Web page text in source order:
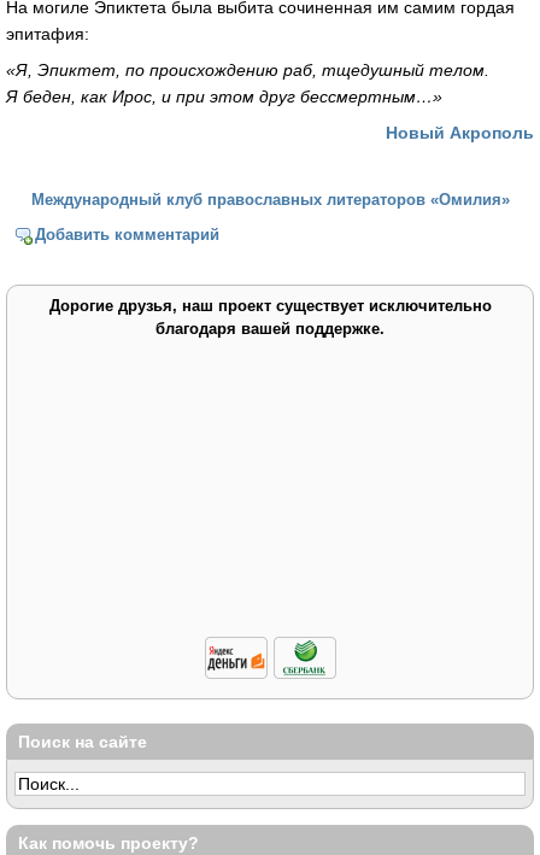
На могиле Эпиктета была выбита сочиненная им самим гордая
эпитафия:
«Я, Эпиктет, по происхождению раб, тщедушный телом.
Я беден, как Ирос, и при этом друг бессмертным…»
Новый Акрополь
Международный клуб православных литераторов «Омилия»
Добавить комментарий
Дорогие друзья, наш проект существует исключительно
благодаря вашей поддержке.
Поиск на сайте
Как помочь проекту?